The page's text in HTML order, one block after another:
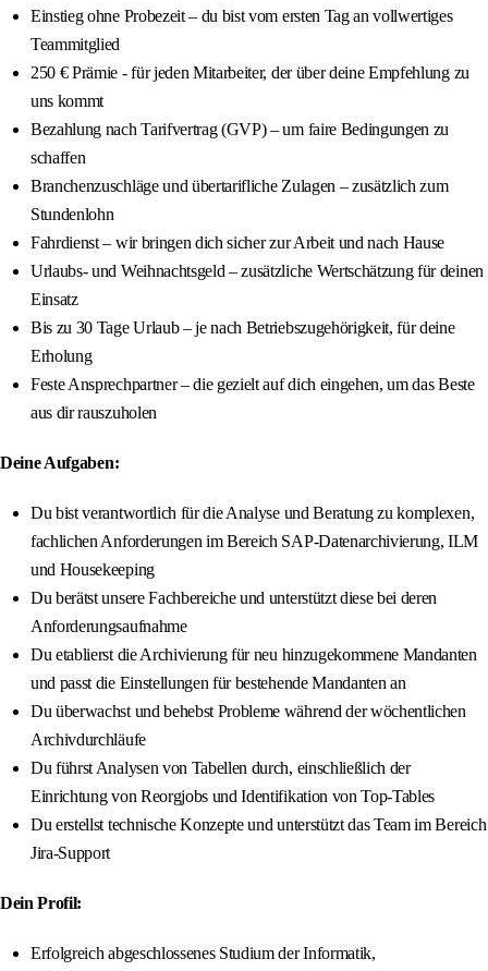
Einstieg ohne Probezeit – du bist vom ersten Tag an vollwertiges
Teammitglied
250 € Prämie - für jeden Mitarbeiter, der über deine Empfehlung zu
uns kommt
Bezahlung nach Tarifvertrag (GVP) – um faire Bedingungen zu
schaffen
Branchenzuschläge und übertarifliche Zulagen – zusätzlich zum
Stundenlohn
Fahrdienst – wir bringen dich sicher zur Arbeit und nach Hause
Urlaubs- und Weihnachtsgeld – zusätzliche Wertschätzung für deinen
Einsatz
Bis zu 30 Tage Urlaub – je nach Betriebszugehörigkeit, für deine
Erholung
Feste Ansprechpartner – die gezielt auf dich eingehen, um das Beste
aus dir rauszuholen
Deine Aufgaben:
Du bist verantwortlich für die Analyse und Beratung zu komplexen,
fachlichen Anforderungen im Bereich SAP-Datenarchivierung, ILM
und Housekeeping
Du berätst unsere Fachbereiche und unterstützt diese bei deren
Anforderungsaufnahme
Du etablierst die Archivierung für neu hinzugekommene Mandanten
und passt die Einstellungen für bestehende Mandanten an
Du überwachst und behebst Probleme während der wöchentlichen
Archivdurchläufe
Du führst Analysen von Tabellen durch, einschließlich der
Einrichtung von Reorgjobs und Identifikation von Top-Tables
Du erstellst technische Konzepte und unterstützt das Team im Bereich
Jira-Support
Dein Profil:
Erfolgreich abgeschlossenes Studium der Informatik,